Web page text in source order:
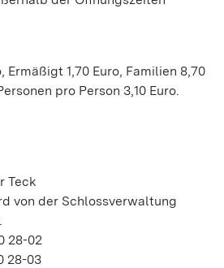
Ermäßigt 1,70 Euro, Familien 8,70
pro Person 3,10 Euro.
Teck
von der Schlossverwaltung
28-02
28-03